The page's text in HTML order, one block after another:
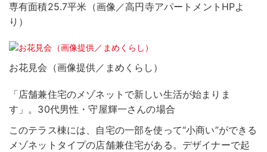
専有面積25.7平米（画像／高円寺アパートメントHPよ
り）
お花見会（画像提供／まめくらし）
「店舗兼住宅のメゾネットで新しい生活が始まりま
す」。30代男性・守屋輝一さんの場合
このテラス棟には、自宅の一部を使って“小商い”ができる
メゾネットタイプの店舗兼住宅がある。デザイナーで起